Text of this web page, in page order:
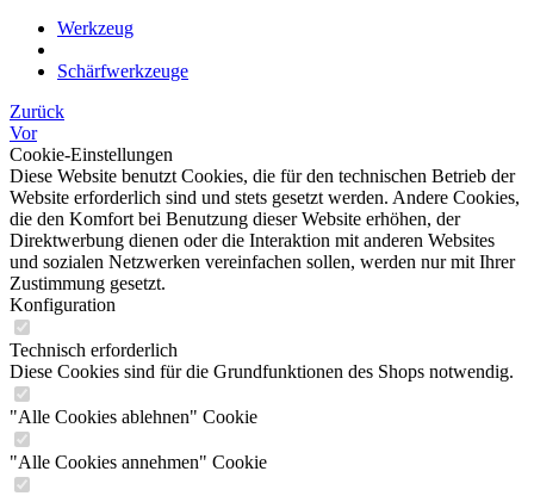
Werkzeug
Schärfwerkzeuge
Zurück
Vor
Cookie-Einstellungen
Diese Website benutzt Cookies, die für den technischen Betrieb der
Website erforderlich sind und stets gesetzt werden. Andere Cookies,
die den Komfort bei Benutzung dieser Website erhöhen, der
Direktwerbung dienen oder die Interaktion mit anderen Websites
und sozialen Netzwerken vereinfachen sollen, werden nur mit Ihrer
Zustimmung gesetzt.
Konfiguration
Technisch erforderlich
Diese Cookies sind für die Grundfunktionen des Shops notwendig.
"Alle Cookies ablehnen" Cookie
"Alle Cookies annehmen" Cookie